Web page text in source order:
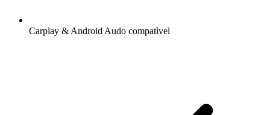
Carplay & Android Audo compatìvel